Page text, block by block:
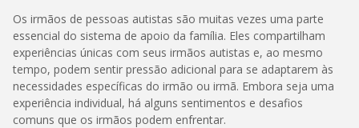
Os irmãos de pessoas autistas são muitas vezes uma parte
essencial do sistema de apoio da família. Eles compartilham
experiências únicas com seus irmãos autistas e, ao mesmo
tempo, podem sentir pressão adicional para se adaptarem às
necessidades específicas do irmão ou irmã. Embora seja uma
experiência individual, há alguns sentimentos e desafios
comuns que os irmãos podem enfrentar.